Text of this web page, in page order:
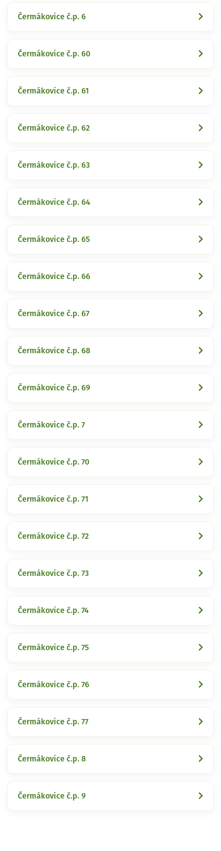
Čermákovice č.p. 6
Čermákovice č.p. 60
Čermákovice č.p. 61
Čermákovice č.p. 62
Čermákovice č.p. 63
Čermákovice č.p. 64
Čermákovice č.p. 65
Čermákovice č.p. 66
Čermákovice č.p. 67
Čermákovice č.p. 68
Čermákovice č.p. 69
Čermákovice č.p. 7
Čermákovice č.p. 70
Čermákovice č.p. 71
Čermákovice č.p. 72
Čermákovice č.p. 73
Čermákovice č.p. 74
Čermákovice č.p. 75
Čermákovice č.p. 76
Čermákovice č.p. 77
Čermákovice č.p. 8
Čermákovice č.p. 9